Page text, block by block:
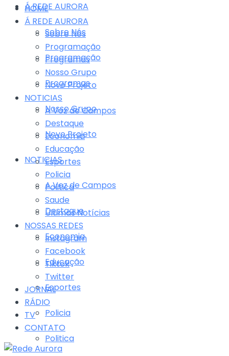
Á REDE AURORA
Sobre Nós
Programação
Programas
Nosso Grupo
Novo Projeto
NOTICIAS
A Voz de Campos
Destaque
Economia
Educação
Esportes
Policia
Politica
HOME
Á REDE AURORA
Sobre Nós
Programação
Programas
Nosso Grupo
Novo Projeto
NOTICIAS
A Voz de Campos
Destaque
Economia
Educação
Esportes
Policia
Politica
Saude
Últimas Notícias
NOSSAS REDES
Instagram
Facebook
Tiktok
Twitter
JORNAL
RÁDIO
TV
CONTATO